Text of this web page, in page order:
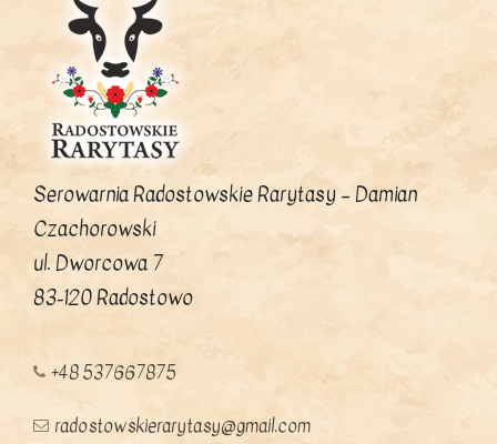
Serowarnia Radostowskie Rarytasy – Damian
Czachorowski
ul. Dworcowa 7
83-120 Radostowo
+48 537667875
radostowskierarytasy@gmail.com